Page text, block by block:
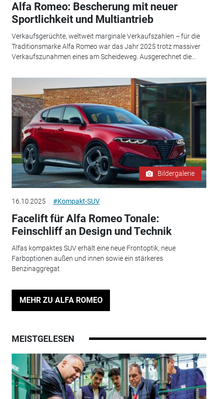
Alfa Romeo: Bescherung mit neuer
Sportlichkeit und Multiantrieb
Verkaufsgerüchte, weltweit marginale Verkaufszahlen – für die
Traditionsmarke Alfa Romeo war das Jahr 2025 trotz massiver
Verkaufszunahmen eines am Scheideweg. Ausgerechnet die...
Bildergalerie
16.10.2025 #Kompakt-SUV
Facelift für Alfa Romeo Tonale:
Feinschliff an Design und Technik
Alfas kompaktes SUV erhält eine neue Frontoptik, neue
Farboptionen außen und innen sowie ein stärkeres
Benzinaggregat
MEHR ZU ALFA ROMEO
MEISTGELESEN